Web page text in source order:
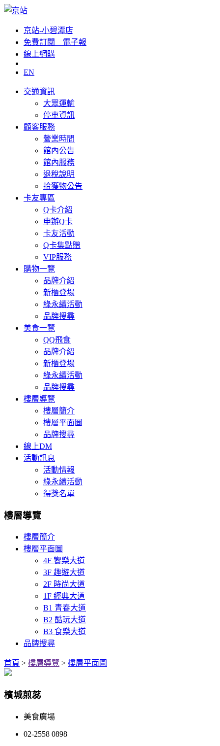
京站-小碧潭店
免費訂閱__電子報
線上網購
EN
交通資訊
大眾運輸
停車資訊
顧客服務
營業時間
館內公告
館內服務
退稅說明
拾獲物公告
卡友專區
Q卡介紹
申辦Q卡
卡友活動
Q卡集點贈
VIP服務
購物一覽
品牌介紹
新櫃登場
綠永續活動
品牌搜尋
美食一覽
QQ飛食
品牌介紹
新櫃登場
綠永續活動
品牌搜尋
樓層導覽
樓層簡介
樓層平面圖
品牌搜尋
線上DM
活動訊息
活動情報
綠永續活動
得獎名單
樓層導覽
樓層簡介
樓層平面圖
4F 饗樂大道
3F 趣遊大道
2F 時尚大道
1F 經典大道
B1 青春大道
B2 酷玩大道
B3 食樂大道
品牌搜尋
首頁 > 樓層導覽 > 樓層平面圖
檳城煎蕊
美食廣場
02-2558 0898